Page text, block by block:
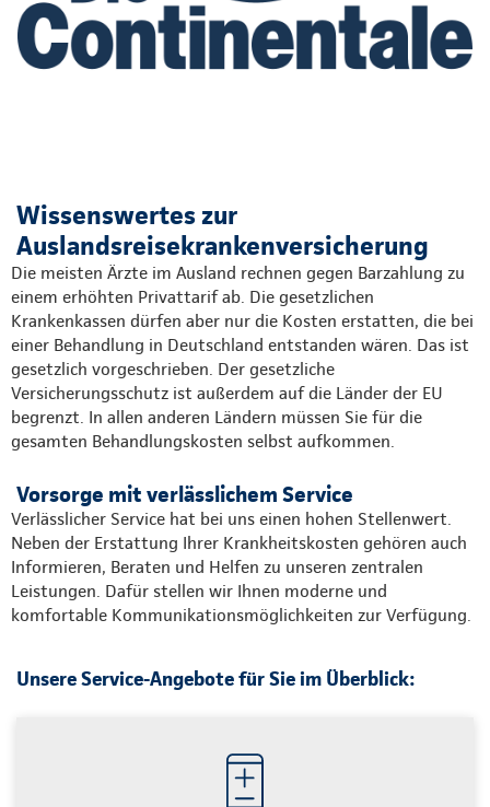
Wissenswertes zur
Auslandsreisekrankenversicherung
Die meisten Ärzte im Ausland rechnen gegen Barzahlung zu
einem erhöhten Privattarif ab. Die gesetzlichen
Krankenkassen dürfen aber nur die Kosten erstatten, die bei
einer Behandlung in Deutschland entstanden wären. Das ist
gesetzlich vorgeschrieben. Der gesetzliche
Versicherungsschutz ist außerdem auf die Länder der EU
begrenzt. In allen anderen Ländern müssen Sie für die
gesamten Behandlungskosten selbst aufkommen.
Vorsorge mit verlässlichem Service
Verlässlicher Service hat bei uns einen hohen Stellenwert.
Neben der Erstattung Ihrer Krankheitskosten gehören auch
Informieren, Beraten und Helfen zu unseren zentralen
Leistungen. Dafür stellen wir Ihnen moderne und
komfortable Kommunikationsmöglichkeiten zur Verfügung.
Unsere Service-Angebote für Sie im Überblick: